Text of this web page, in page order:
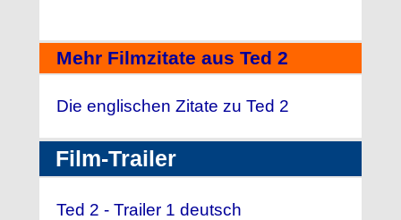
Mehr Filmzitate aus Ted 2
Die englischen Zitate zu Ted 2
Film-Trailer
Ted 2 - Trailer 1 deutsch